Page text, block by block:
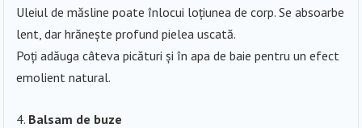
Uleiul de măsline poate înlocui loțiunea de corp. Se absoarbe
lent, dar hrănește profund pielea uscată.
Poți adăuga câteva picături și în apa de baie pentru un efect
emolient natural.
Balsam de buze